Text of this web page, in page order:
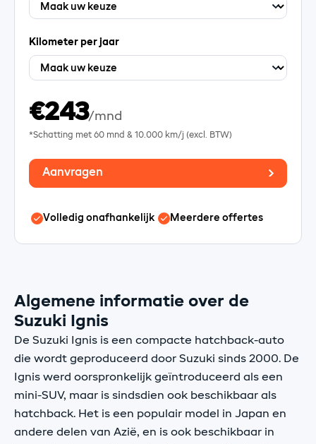
Algemene informatie over de
Suzuki Ignis
De Suzuki Ignis is een compacte hatchback-auto
die wordt geproduceerd door Suzuki sinds 2000. De
Ignis werd oorspronkelijk geïntroduceerd als een
mini-SUV, maar is sindsdien ook beschikbaar als
hatchback. Het is een populair model in Japan en
andere delen van Azië, en is ook beschikbaar in
Kilometer per jaar
€243/mnd
*Schatting met 60 mnd &10.000 km/j (excl. BTW)
Aanvragen
Volledig onafhankelijk Meerdere offertes